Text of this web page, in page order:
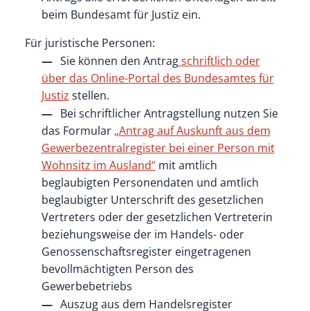
beim Bundesamt für Justiz ein.
Für juristische Personen:
Sie können den Antragschriftlich oder
über das Online-Portal des Bundesamtes für
Justiz stellen.
Bei schriftlicher Antragstellung nutzen Sie
das Formular „Antrag auf Auskunft aus dem
Gewerbezentralregister bei einer Person mit
Wohnsitz im Ausland“mit amtlich
beglaubigten Personendaten und amtlich
beglaubigter Unterschrift des gesetzlichen
Vertreters oder der gesetzlichen Vertreterin
beziehungsweise der im Handels- oder
Genossenschaftsregister eingetragenen
bevollmächtigten Person des
Gewerbebetriebs
Auszug aus dem Handelsregister